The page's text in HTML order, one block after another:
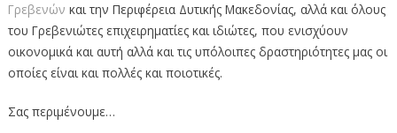
Γρεβενών και την Περιφέρεια Δυτικής Μακεδονίας, αλλά και όλους
του Γρεβενιώτες επιχειρηματίες και ιδιώτες, που ενισχύουν
οικονομικά και αυτή αλλά και τις υπόλοιπες δραστηριότητες μας οι
οποίες είναι και πολλές και ποιοτικές.
Σας περιμένουμε…